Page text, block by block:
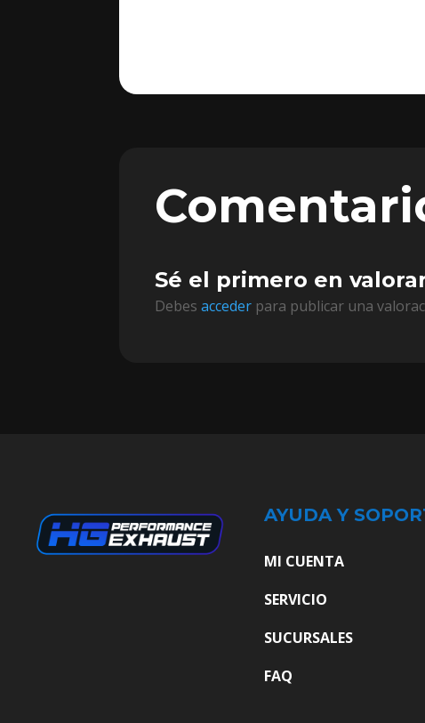
Sé el primero en
Debesacceder para publicar una
AYUDA Y
MI CUENTA
SERVICIO
SUCURSALES
FAQ